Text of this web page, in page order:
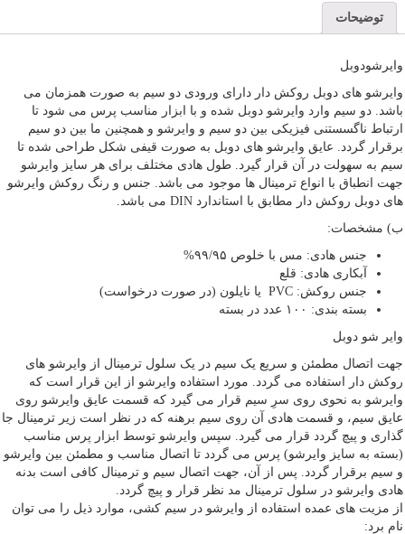
توضیحات
وایرشودوبل
وایرشو های دوبل روکش دار دارای ورودی دو سیم به صورت همزمان می
باشد. دو سیم وارد وایرشو دوبل شده و با ابزار مناسب پرس می شود تا
ارتباط ناگسستنی فیزیکی بین دو سیم و وایرشو و همچنین ما بین دو سیم
برقرار گردد. عایق وایرشو های دوبل به صورت قیفی شکل طراحی شده تا
سیم به سهولت در آن قرار گیرد. طول هادی مختلف برای هر سایز وایرشو
جهت انطباق با انواع ترمینال ها موجود می باشد. جنس و رنگ روکش وایرشو
های دوبل روکش دار مطابق با استاندارد DIN می باشد.
ب) مشخصات:
جنس هادی: مس با خلوص ۹۹/۹۵%
آبکاری هادی: قلع
جنس روکش: PVC یا نایلون (در صورت درخواست)
بسته بندی: ۱۰۰ عدد در بسته
وایر شو دوبل
جهت اتصال مطمئن و سریع یک سیم در یک سلول ترمینال از وایرشو های
روکش دار استفاده می گردد. مورد استفاده وایرشو از این قرار است که
وایرشو به نحوی روی سرِ سیم قرار می گیرد که قسمت عایق وایرشو روی
عایق سیم، و قسمت هادی آن روی سیم برهنه که در نظر است زیر ترمینال جا
گذاری و پیچ گردد قرار می گیرد. سپس وایرشو توسط ابزار پرس مناسب
(بسته به سایز وایرشو) پرس می گردد تا اتصال مناسب و مطمئن بین وایرشو
و سیم برقرار گردد. پس از آن، جهت اتصال سیم و ترمینال کافی است بدنه
هادی وایرشو در سلول ترمینال مد نظر قرار و پیچ گردد.
از مزیت های عمده استفاده از وایرشو در سیم کشی، موارد ذیل را می توان
نام برد: